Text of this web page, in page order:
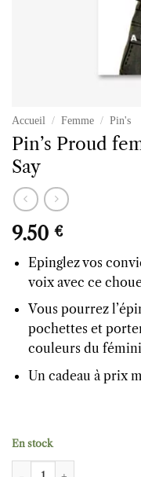
Accueil / Femme / Pin's
Pin’s Proud
Say
9.50 €
Epinglez vos
voix avec ce
Vous pourrez
pochettes et
couleurs du
Un cadeau à prix
En stock
quantité de Pin's